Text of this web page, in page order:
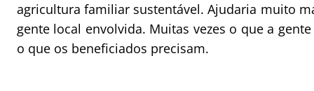
agricultura familiar sustentável. Ajudaria muito
gente local envolvida. Muitas vezes o que a
o que os beneficiados precisam.